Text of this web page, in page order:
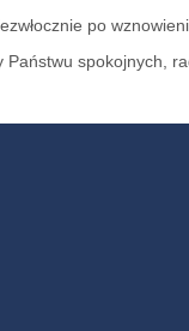
po
Państwu spokojnych,